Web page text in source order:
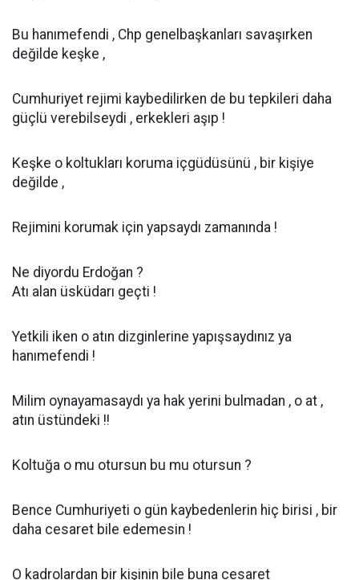
Bu hanımefendi , Chp genelbaşkanları savaşırken
değilde keşke ,
Cumhuriyet rejimi kaybedilirken de bu tepkileri daha
güçlü verebilseydi , erkekleri aşıp !
Keşke o koltukları koruma içgüdüsünü , bir kişiye
değilde ,
Rejimini korumak için yapsaydı zamanında !
Ne diyordu Erdoğan ?
Atı alan üsküdarı geçti !
Yetkili iken o atın dizginlerine yapışsaydınız ya
hanımefendi !
Milim oynayamasaydı ya hak yerini bulmadan , o at ,
atın üstündeki !!
Koltuğa o mu otursun bu mu otursun ?
Bence Cumhuriyeti o gün kaybedenlerin hiç birisi , bir
daha cesaret bile edemesin !
O kadrolardan bir kişinin bile buna cesaret